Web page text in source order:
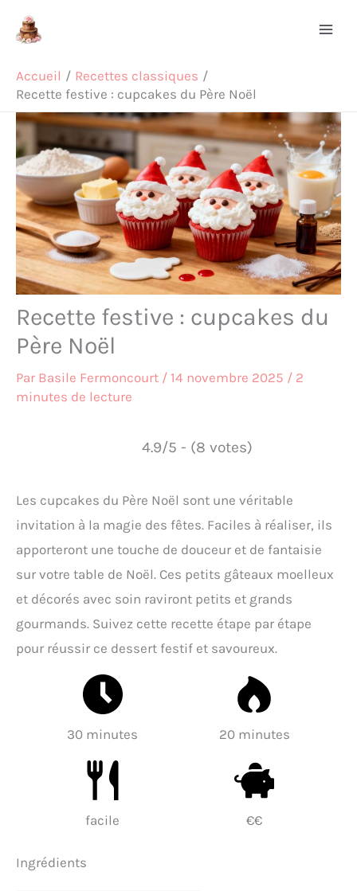
Accueil
Recettes classiques
Recette festive : cupcakes du Père Noël
Recette festive : cupcakes du
Père Noël
Par Basile Fermoncourt / 14 novembre 2025 / 2
minutes de lecture
4.9/5 - (8 votes)
Les cupcakes du Père Noël sont une véritable
invitation à la magie des fêtes. Faciles à réaliser, ils
apporteront une touche de douceur et de fantaisie
sur votre table de Noël. Ces petits gâteaux moelleux
et décorés avec soin raviront petits et grands
gourmands. Suivez cette recette étape par étape
pour réussir ce dessert festif et savoureux.
30 minutes 20 minutes
facile €€
Ingrédients
Rechercher